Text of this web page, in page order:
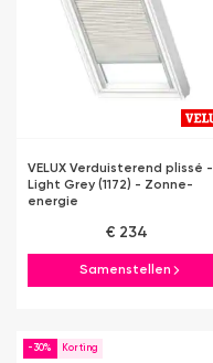
VELUX Verduisterend plissé -
Light Grey (1172) - Zonne-
energie
€ 234
Samenstellen
-30%